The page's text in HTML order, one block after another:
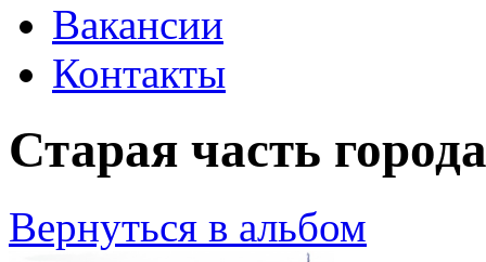
Вакансии
Контакты
Старая часть
Вернуться в альбом